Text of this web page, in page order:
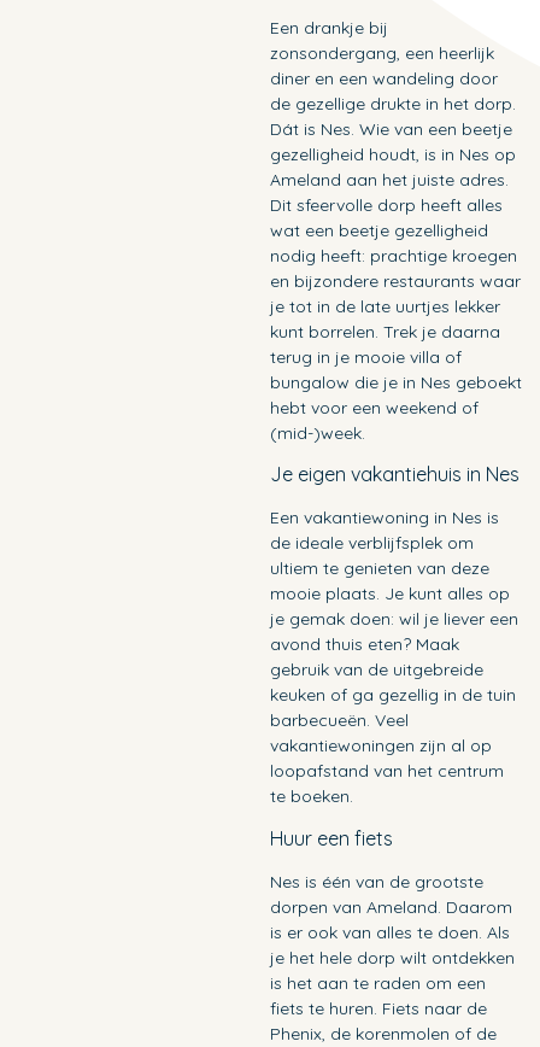
Een drankje bij
zonsondergang, een heerlijk
diner en een wandeling door
de gezellige drukte in het dorp.
Dát is Nes. Wie van een beetje
gezelligheid houdt, is in Nes op
Ameland aan het juiste adres.
Dit sfeervolle dorp heeft alles
wat een beetje gezelligheid
nodig heeft: prachtige kroegen
en bijzondere restaurants waar
je tot in de late uurtjes lekker
kunt borrelen. Trek je daarna
terug in je mooie villa of
bungalow die je in Nes geboekt
hebt voor een weekend of
(mid-)week.
Je eigen vakantiehuis in Nes
Een vakantiewoning in Nes is
de ideale verblijfsplek om
ultiem te genieten van deze
mooie plaats. Je kunt alles op
je gemak doen: wil je liever een
avond thuis eten? Maak
gebruik van de uitgebreide
keuken of ga gezellig in de tuin
barbecueën. Veel
vakantiewoningen zijn al op
loopafstand van het centrum
te boeken.
Huur een fiets
Nes is één van de grootste
dorpen van Ameland. Daarom
is er ook van alles te doen. Als
je het hele dorp wilt ontdekken
is het aan te raden om een
fiets te huren. Fiets naar de
Phenix, de korenmolen of de